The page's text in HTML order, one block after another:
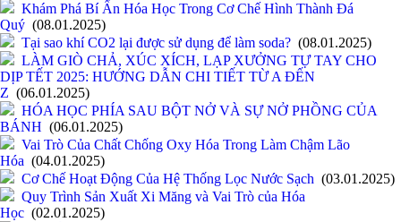
Khám Phá Bí Ẩn Hóa Học Trong Cơ Chế Hình Thành Đá
Quý (08.01.2025)
Tại sao khí CO2 lại được sử dụng để làm soda? (08.01.2025)
LÀM GIÒ CHẢ, XÚC XÍCH, LẠP XƯỞNG TỰ TAY CHO
DỊP TẾT 2025: HƯỚNG DẪN CHI TIẾT TỪ A ĐẾN
Z (06.01.2025)
HÓA HỌC PHÍA SAU BỘT NỞ VÀ SỰ NỞ PHỒNG CỦA
BÁNH (06.01.2025)
Vai Trò Của Chất Chống Oxy Hóa Trong Làm Chậm Lão
Hóa (04.01.2025)
Cơ Chế Hoạt Động Của Hệ Thống Lọc Nước Sạch (03.01.2025)
Quy Trình Sản Xuất Xi Măng và Vai Trò của Hóa
Học (02.01.2025)